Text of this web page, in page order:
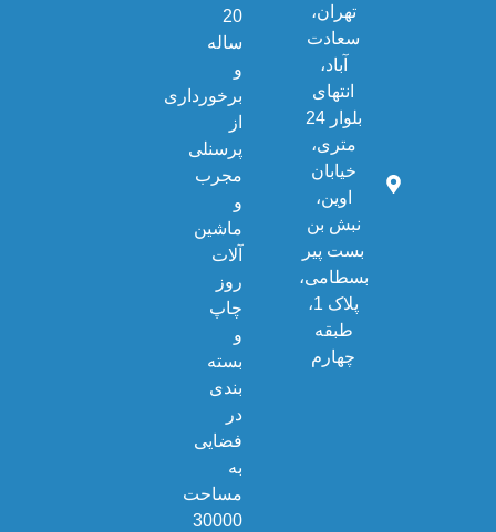
تهران،
سعادت
آباد،
انتهای
بلوار 24
متری،
خیابان
اوین،
نبش بن
بست پیر
بسطامی،
پلاک 1،
طبقه
چهارم
20
ساله
و
برخورداری
از
پرسنلی
مجرب
و
ماشین
آلات
روز
چاپ
و
بسته
بندی
در
فضایی
به
مساحت
30000